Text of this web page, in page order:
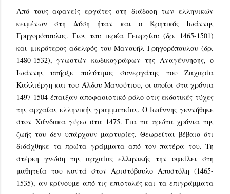
Από τους αφανείς εργάτες στη διάδοση των ελληνικών
κειμένων στη Δύση ήταν και ο Κρητικός Ιωάννης
Γρηγορόπουλος. Γιος του ιερέα Γεωργίου (δρ. 1465-1501)
και μικρότερος αδελφός του Μανουήλ Γρηγορόπουλου (δρ.
1480-1532), γνωστών κωδικογράφων της Αναγέννησης, ο
Ιωάννης υπήρξε πολύτιμος συνεργάτης του Ζαχαρία
Καλλιέργη και του Άλδου Μανούτιου, οι οποίοι στα χρόνια
1497-1504 έπαιξαν αποφασιστικό ρόλο στις εκδοτικές τύχες
της αρχαίας ελληνικής γραμματείας. Ο Ιωάννης γεννήθηκε
στον Χάνδακα γύρω στα 1475. Για τα πρώτα χρόνια της
ζωής του δεν υπάρχουν μαρτυρίες. Θεωρείται βέβαιο ότι
διδάχθηκε τα πρώτα γράμματα από τον πατέρα του. Τη
στέρεη γνώση της αρχαίας ελληνικής την οφείλει στη
μαθητεία του κοντά στον Αριστόβουλο Αποστόλη (1465-
1535), αν κρίνουμε από τις επιστολές και τα επιγράμματα